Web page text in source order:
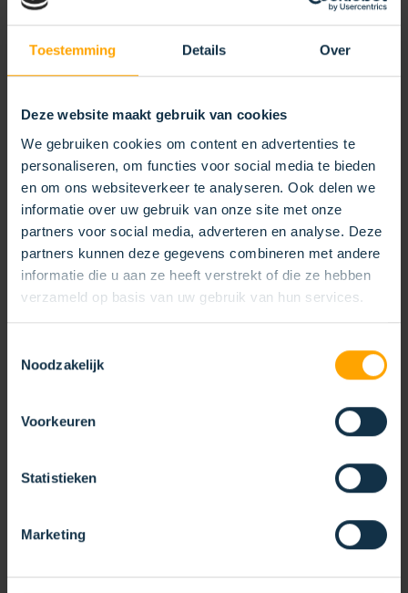
Toestemming Details Over
Deze website maakt gebruik van cookies
We gebruiken cookies om content en advertenties te
personaliseren, om functies voor social media te bieden
en om ons websiteverkeer te analyseren. Ook delen we
informatie over uw gebruik van onze site met onze
partners voor social media, adverteren en analyse. Deze
partners kunnen deze gegevens combineren met andere
informatie die u aan ze heeft verstrekt of die ze hebben
verzameld op basis van uw gebruik van hun services.
Noodzakelijk
Voorkeuren
Statistieken
Marketing
retourborstels herbezet en al het afval wordt
we de afvalstroomén de behoefte aan nieuwe
grondstoffen.
Uw voordeel
Minder afval en lagere milieubelasting
Hergebruik van materialen
vermindert grondstofwinning
Circulaire oplossingen die de
DUURZAME PRODUCTEN UIT
EIGEN BEHEER